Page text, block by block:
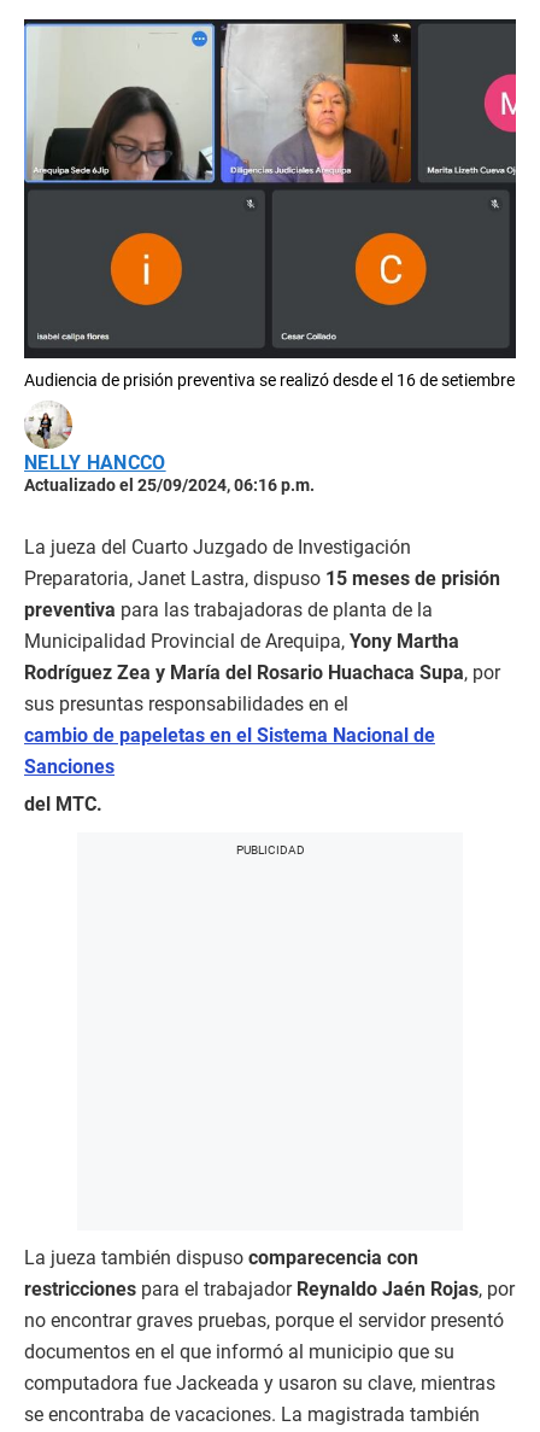
Audiencia de prisión preventiva se realizó desde el 16 de setiembre
NELLY HANCCO
Actualizado el 25/09/2024, 06:16 p.m.
La jueza del Cuarto Juzgado de Investigación
Preparatoria, Janet Lastra, dispuso 15 meses de prisión
preventiva para las trabajadoras de planta de la
Municipalidad Provincial de Arequipa, Yony Martha
Rodríguez Zea y María del Rosario Huachaca Supa, por
sus presuntas responsabilidades en el
cambio de papeletas en el Sistema Nacional de
Sanciones
del MTC.
La jueza también dispuso comparecencia con
restricciones para el trabajador Reynaldo Jaén Rojas, por
no encontrar graves pruebas, porque el servidor presentó
documentos en el que informó al municipio que su
computadora fue Jackeada y usaron su clave, mientras
se encontraba de vacaciones. La magistrada también